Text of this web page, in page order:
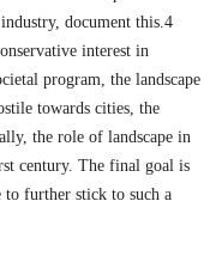
document this.4
interest in
program, the landscape
towards cities, the
the role of landscape in
century. The final goal is
to further stick to such a